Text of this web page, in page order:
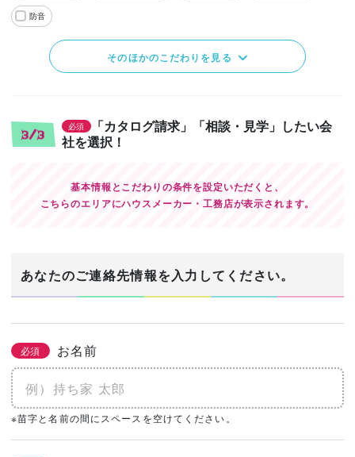
防音
そのほかのこだわりを見る
3/3
必須
「カタログ請求」「相談・見学」したい会
社を選択！
基本情報とこだわりの条件を設定いただくと、
こちらのエリアにハウスメーカー・工務店が表示されます。
あなたのご連絡先情報を入力してください。
必須 お名前
※苗字と名前の間にスペースを空けてください。